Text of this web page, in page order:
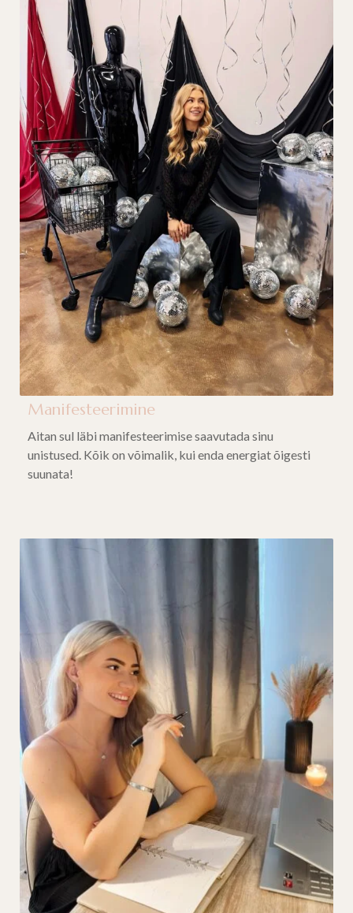
Manifesteerimine
Aitan sul läbi manifesteerimise saavutada sinu
unistused. Kõik on võimalik, kui enda energiat õigesti
suunata!